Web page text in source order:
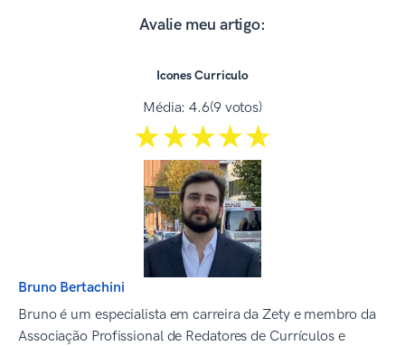
Avalie meu artigo:
Icones Curriculo
Média:4.6(9 votos)
☆☆☆☆☆
★★★★★
Bruno Bertachini
Bruno é um especialista em carreira da Zety e membro da
Associação Profissional de Redatores de Currículos e